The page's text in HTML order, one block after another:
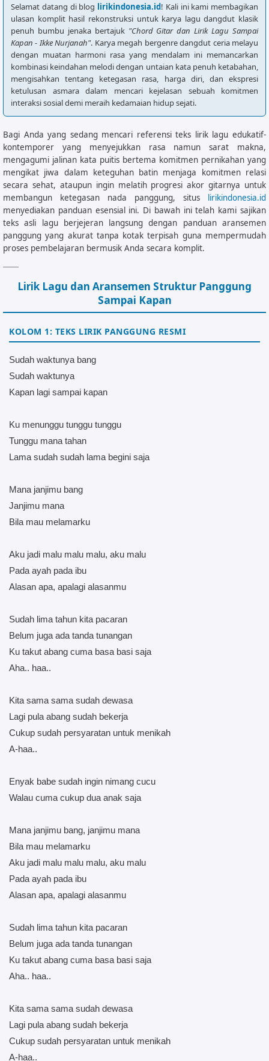
Selamat datang di blog lirikindonesia.id! Kali ini kami membagikan
ulasan komplit hasil rekonstruksi untuk karya lagu dangdut klasik
penuh bumbu jenaka bertajuk "Chord Gitar dan Lirik Lagu Sampai
Kapan - Ikke Nurjanah". Karya megah bergenre dangdut ceria melayu
dengan muatan harmoni rasa yang mendalam ini memancarkan
kombinasi keindahan melodi dengan untaian kata penuh ketabahan,
mengisahkan tentang ketegasan rasa, harga diri, dan ekspresi
ketulusan asmara dalam mencari kejelasan sebuah komitmen
interaksi sosial demi meraih kedamaian hidup sejati.
Bagi Anda yang sedang mencari referensi teks lirik lagu edukatif-
kontemporer yang menyejukkan rasa namun sarat makna,
mengagumi jalinan kata puitis bertema komitmen pernikahan yang
mengikat jiwa dalam keteguhan batin menjaga komitmen relasi
secara sehat, ataupun ingin melatih progresi akor gitarnya untuk
membangun ketegasan nada panggung, situs lirikindonesia.id
menyediakan panduan esensial ini. Di bawah ini telah kami sajikan
teks asli lagu berjejeran langsung dengan panduan aransemen
panggung yang akurat tanpa kotak terpisah guna mempermudah
proses pembelajaran bermusik Anda secara komplit.
Lirik Lagu dan Aransemen Struktur Panggung
Sampai Kapan
KOLOM 1: TEKS LIRIK PANGGUNG RESMI
Sudah waktunya bang
Sudah waktunya
Kapan lagi sampai kapan
Ku menunggu tunggu tunggu
Tunggu mana tahan
Lama sudah sudah lama begini saja
Mana janjimu bang
Janjimu mana
Bila mau melamarku
Aku jadi malu malu malu, aku malu
Pada ayah pada ibu
Alasan apa, apalagi alasanmu
Sudah lima tahun kita pacaran
Belum juga ada tanda tunangan
Ku takut abang cuma basa basi saja
Aha.. haa..
Kita sama sama sudah dewasa
Lagi pula abang sudah bekerja
Cukup sudah persyaratan untuk menikah
A-haa..
Enyak babe sudah ingin nimang cucu
Walau cuma cukup dua anak saja
Mana janjimu bang, janjimu mana
Bila mau melamarku
Aku jadi malu malu malu, aku malu
Pada ayah pada ibu
Alasan apa, apalagi alasanmu
Sudah lima tahun kita pacaran
Belum juga ada tanda tunangan
Ku takut abang cuma basa basi saja
Aha.. haa..
Kita sama sama sudah dewasa
Lagi pula abang sudah bekerja
Cukup sudah persyaratan untuk menikah
A-haa..